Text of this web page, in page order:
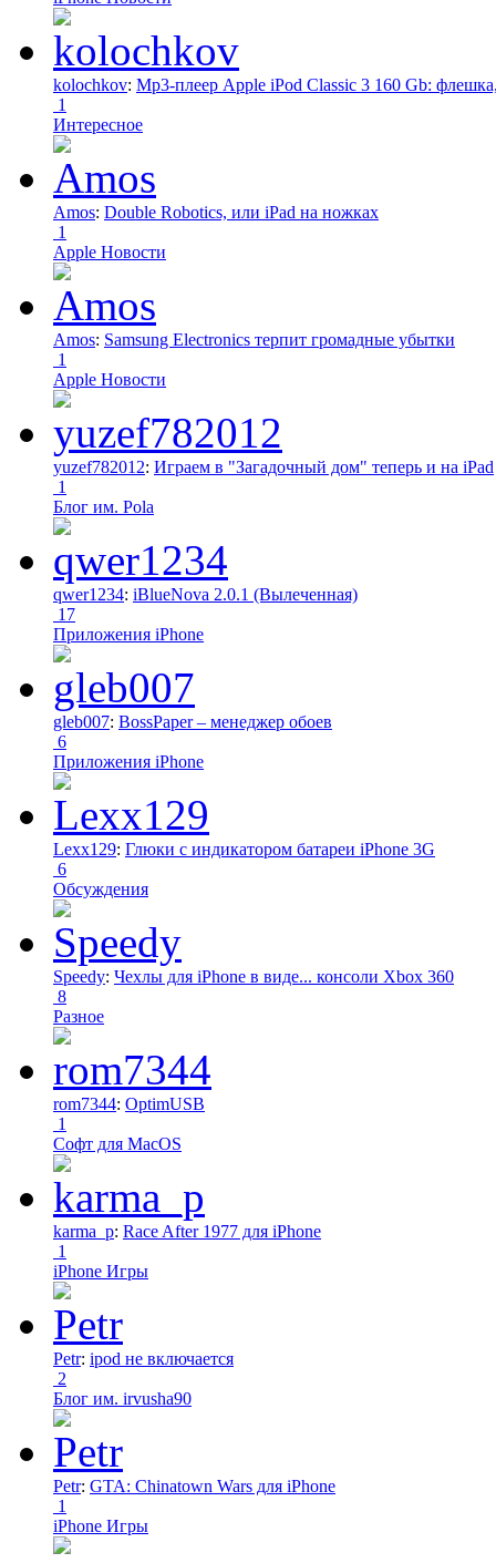
kolochkov: Mp3-плеер Apple iPod Classic 3 160 Gb:
1
Интересное
Amos: Double Robotics, или iPad на ножках
1
Apple Новости
Amos: Samsung Electronics терпит громадные убытки
1
Apple Новости
yuzef782012: Играем в "Загадочный дом" теперь и на iPad
1
Блог им. Pola
qwer1234: iBlueNova 2.0.1 (Вылеченная)
17
Приложения iPhone
gleb007: BossPaper – менеджер обоев
6
Приложения iPhone
Lexx129: Глюки с индикатором батареи iPhone 3G
6
Обсуждения
Speedy: Чехлы для iPhone в виде... консоли Xbox 360
8
Разное
rom7344: OptimUSB
1
Софт для MacOS
karma_p: Race After 1977 для iPhone
1
iPhone Игры
Petr: ipod не включается
2
Блог им. irvusha90
Petr: GTA: Chinatown Wars для iPhone
1
iPhone Игры